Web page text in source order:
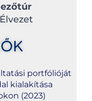
portfólióját
kialakítása
(2023)